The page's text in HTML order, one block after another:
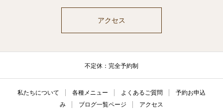
アクセス
不定休：完全予約制
私たちについて 各種メニュー よくあるご質問
予約お申込
み
ブログ一覧ページ アクセス